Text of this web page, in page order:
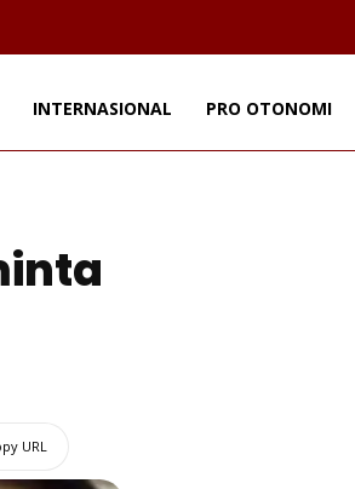
INTERNASIONAL PRO OTONOMI
URL